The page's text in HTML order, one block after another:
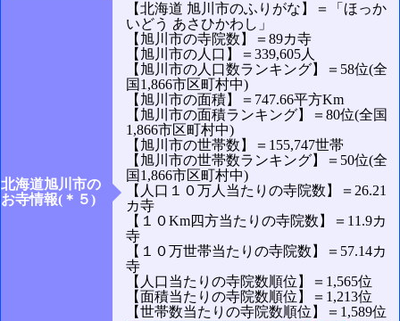
北海道旭川市の
お寺情報(＊５)
【北海道 旭川市のふりがな】＝「ほっか
いどう あさひかわし」
【旭川市の寺院数】＝89カ寺
【旭川市の人口】＝339,605人
【旭川市の人口数ランキング】＝58位(全
国1,866市区町村中)
【旭川市の面積】＝747.66平方Km
【旭川市の面積ランキング】＝80位(全国
1,866市区町村中)
【旭川市の世帯数】＝155,747世帯
【旭川市の世帯数ランキング】＝50位(全
国1,866市区町村中)
【人口１０万人当たりの寺院数】＝26.21
カ寺
【１０Km四方当たりの寺院数】＝11.9カ
寺
【１０万世帯当たりの寺院数】＝57.14カ
寺
【人口当たりの寺院数順位】＝1,565位
【面積当たりの寺院数順位】＝1,213位
【世帯数当たりの寺院数順位】＝1,589位